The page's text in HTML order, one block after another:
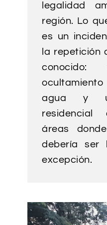
legalidad
región. Lo
es un
la repetición
conocido:
agua y
residencial
áreas
debería ser
excepción.